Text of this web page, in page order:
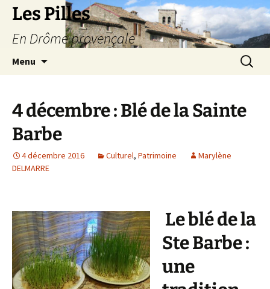
Les Pilles
En Drôme provençale
Menu
4 décembre : Blé de la Sainte
Barbe
4 décembre 2016 Culturel, Patrimoine
Marylène
DELMARRE
Le blé de la
Ste Barbe :
une